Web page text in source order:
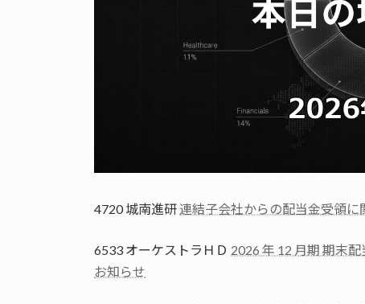
4720 城南進研 連結子会社からの配当金受領に
6533 オーケストラＨＤ 2026 年 12 月期 期末
お知らせ